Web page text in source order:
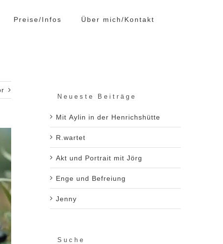
Preise/Infos Über mich/Kontakt
Neueste Beiträge
Mit Aylin in der Henrichshütte
R.wartet
Akt und Portrait mit Jörg
Enge und Befreiung
Jenny
Suche